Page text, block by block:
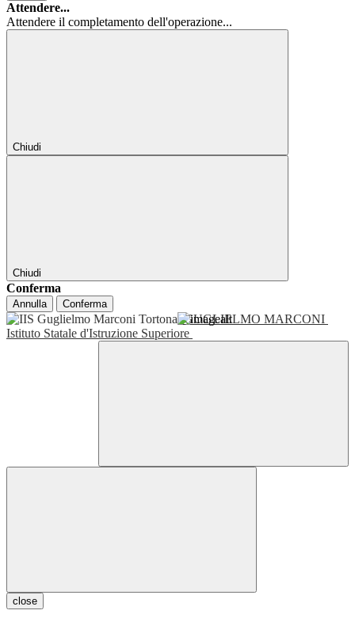
Attendere...
Attendere il completamento dell'operazione...
Chiudi
Chiudi
Conferma
Annulla Conferma
GUGLIELMO MARCONI
Istituto Statale d'Istruzione Superiore
close